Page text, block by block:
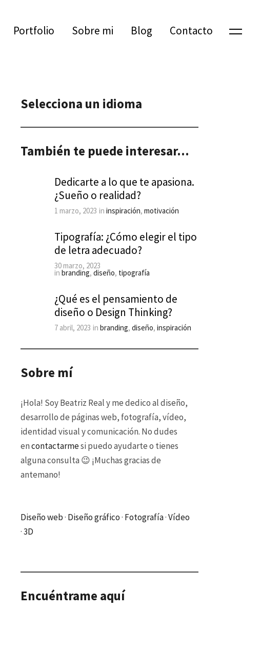
Portfolio Sobre mi Blog Contacto
Selecciona un idioma
También te puede interesar...
Dedicarte a lo que te apasiona.
¿Sueño o realidad?
1 marzo, 2023 ininspiración,motivación
Tipografía: ¿Cómo elegir el tipo
de letra adecuado?
30 marzo, 2023
inbranding,diseño, tipografía
¿Qué es el pensamiento de
diseño o Design Thinking?
7 abril, 2023 inbranding,diseño,inspiración
Sobre mí
¡Hola! Soy Beatriz Real y me dedico al diseño,
desarrollo de páginas web, fotografía, vídeo,
identidad visual y comunicación. No dudes
encontactarmesi puedo ayudarte o tienes
alguna consulta 😉 ¡Muchas gracias de
antemano!
Diseño web· Diseño gráfico· Fotografía·Vídeo
·3D
Encuéntrame aquí